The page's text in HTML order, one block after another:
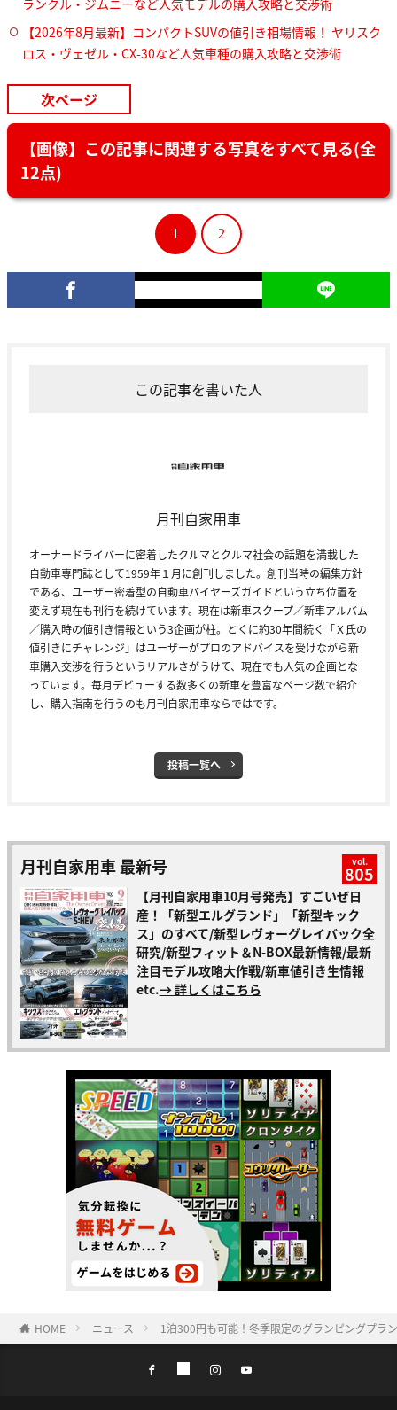
ランクル・ジムニーなど人気モデルの購入攻略と交渉術
【2026年8月最新】コンパクトSUVの値引き相場情報！ ヤリスク
ロス・ヴェゼル・CX-30など人気車種の購入攻略と交渉術
次ページ
【画像】この記事に関連する写真をすべて見る(全
12点)
1 2
この記事を書いた人
月刊自家用車
オーナードライバーに密着したクルマとクルマ社会の話題を満載した
自動車専門誌として1959年１月に創刊しました。創刊当時の編集方針
である、ユーザー密着型の自動車バイヤーズガイドという立ち位置を
変えず現在も刊行を続けています。現在は新車スクープ／新車アルバム
／購入時の値引き情報という3企画が柱。とくに約30年間続く「Ｘ氏の
値引きにチャレンジ」はユーザーがプロのアドバイスを受けながら新
車購入交渉を行うというリアルさがうけて、現在でも人気の企画とな
っています。毎月デビューする数多くの新車を豊富なページ数で紹介
し、購入指南を行うのも月刊自家用車ならではです。
投稿一覧へ
月刊自家用車 最新号 vol.
805
【月刊自家用車10月号発売】すごいぜ日
産！「新型エルグランド」「新型キック
ス」のすべて/新型レヴォーグレイバック全
研究/新型フィット＆N-BOX最新情報/最新
注目モデル攻略大作戦/新車値引き生情報
etc.→ 詳しくはこちら
HOME ニュース 1泊300円も可能！冬季限定のグランピングプラ